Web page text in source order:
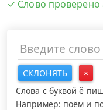
✓ Слово
СКЛОНЯТЬ
×
Слова с буквой ё
Например: поём и